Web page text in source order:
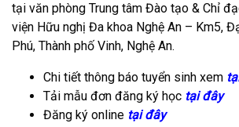
tại văn phòng Trung tâm Đào tạo & Chỉ
viện Hữu nghị Đa khoa Nghệ An – Km5,
Phú, Thành phố Vinh, Nghệ An.
Chi tiết thông báo tuyển sinh xem
Tải mẫu đơn đăng ký học tại đây
Đăng ký online tại đây